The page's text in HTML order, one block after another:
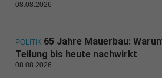
08.08.2026
POLITIK 65 Jahre Mauerbau:
Teilung bis heute nachwirkt
08.08.2026